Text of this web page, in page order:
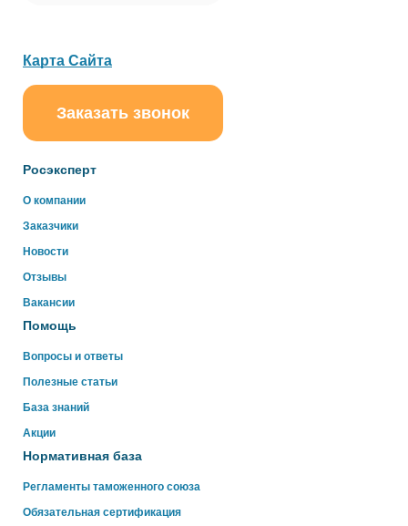
Росэксперт
О компании
Заказчики
Новости
Отзывы
Вакансии
Помощь
Вопросы и ответы
Полезные статьи
База знаний
Акции
Нормативная база
Регламенты таможенного союза
Обязательная сертификация
Карта Сайта
Заказать звонок